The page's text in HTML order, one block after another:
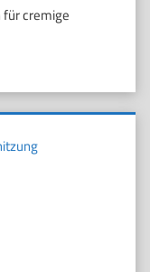
cremige